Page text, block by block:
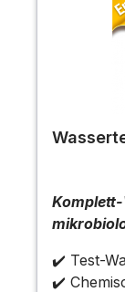
✔️ Test-
✔️